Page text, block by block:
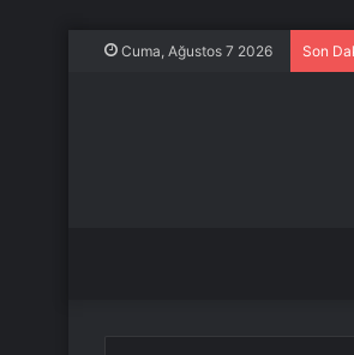
Cuma, Ağustos 7 2026 Son